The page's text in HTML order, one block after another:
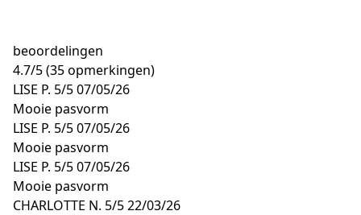
beoordelingen
4.7/5(35 opmerkingen)
LISE P. 5/507/05/26
Mooie pasvorm
LISE P. 5/507/05/26
Mooie pasvorm
LISE P. 5/507/05/26
Mooie pasvorm
CHARLOTTE N. 5/522/03/26